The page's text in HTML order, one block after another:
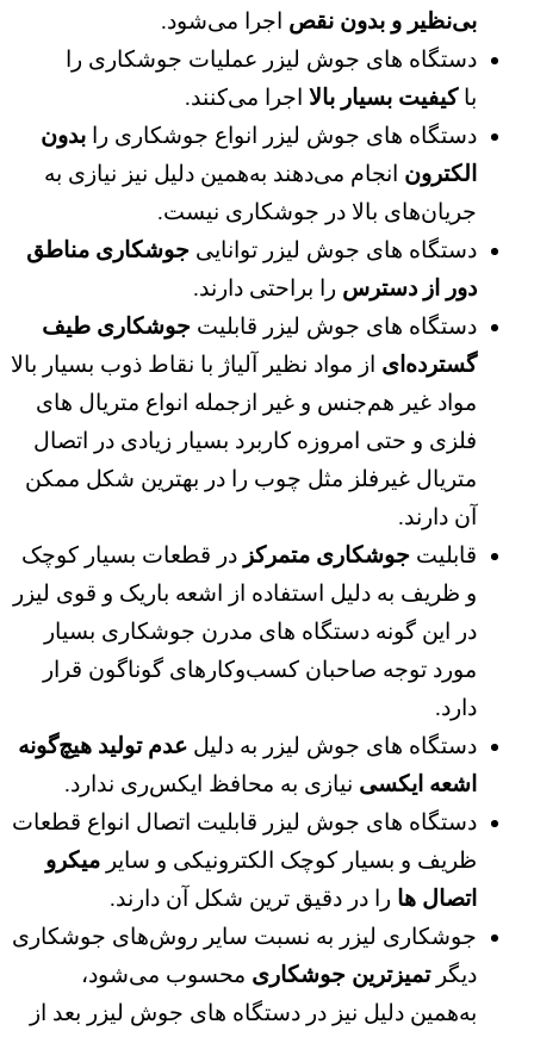
بی‌نظیر و بدون نقص اجرا می‌شود.
دستگاه ‌های جوش لیزر عملیات جوشکاری را
باکیفیت بسیار بالا اجرا می‌کنند.
دستگاه ‌های جوش لیزر انواع جوشکاری را
بدون
الکترون انجام می‌دهند‌‌ به‌همین دلیل نیز نیازی به
جریان‌های بالا در جوشکاری نیست.
دستگاه‌ های جوش لیزر توانایی جوشکاری مناطق
دور از دسترس را براحتی دارند.
دستگاه‌ های جوش لیزر قابلیت جوشکاری طیف
گسترده‌ای از مواد نظیر آلیاژ با نقاط ذوب بسیار بالا
مواد غیر هم‌جنس و غیر ازجمله انواع متریال ‌های
فلزی و حتی امروزه کاربرد بسیار زیادی در اتصال
متریال غیرفلز مثل چوب را در بهترین شکل ممکن
آن دارند.
قابلیت جوشکاری متمرکز در قطعات بسیار کوچک
و ظریف به دلیل استفاده از اشعه باریک و قوی لیزر
در این گونه دستگاه‌ های مدرن جوشکاری بسیار
مورد توجه صاحبان کسب‌وکارهای گوناگون قرار
دارد.
دستگاه‌ های جوش لیزر به دلیل عدم تولید هیچ‌گونه
اشعه ایکسی نیازی به محافظ ایکس‌ری ندارد.
دستگاه ‌های جوش لیزر قابلیت اتصال انواع قطعات
ظریف و بسیار کوچک الکترونیکی و سایر میکرو
اتصال ها را در دقیق ترین شکل آن دارند.
جوشکاری لیزر به نسبت سایر روش‌های جوشکاری
دیگرتمیزترین جوشکاری محسوب می‌شود،
به‌همین دلیل نیز در دستگاه‌ های جوش لیزر بعد از